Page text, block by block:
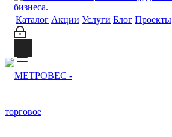
Каталог Акции Услуги Блог Проекты